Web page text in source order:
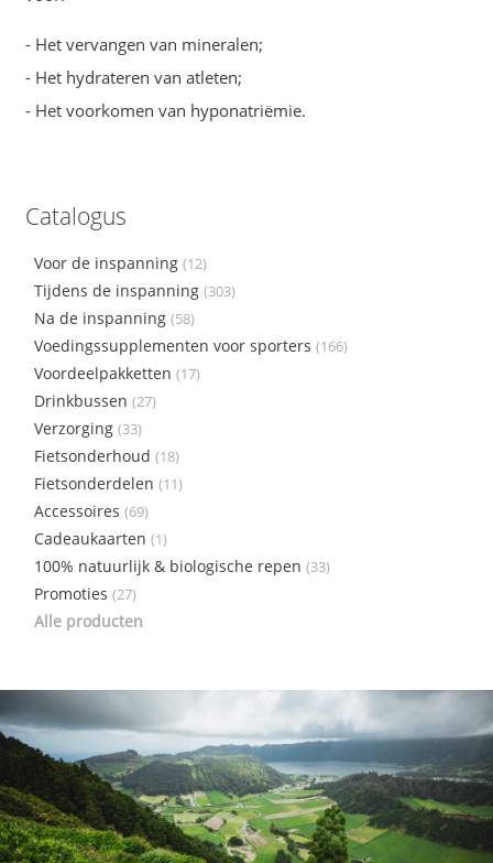
- Het vervangen van mineralen;
- Het hydrateren van atleten;
- Het voorkomen van hyponatriëmie.
Catalogus
Voor de inspanning (12)
Tijdens de inspanning (303)
Na de inspanning (58)
Voedingssupplementen voor sporters (166)
Voordeelpakketten (17)
Drinkbussen (27)
Verzorging (33)
Fietsonderhoud (18)
Fietsonderdelen (11)
Accessoires (69)
Cadeaukaarten (1)
100% natuurlijk & biologische repen (33)
Promoties (27)
Alle producten